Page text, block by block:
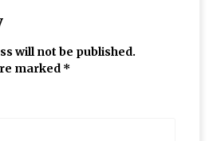
will not be published.
marked *